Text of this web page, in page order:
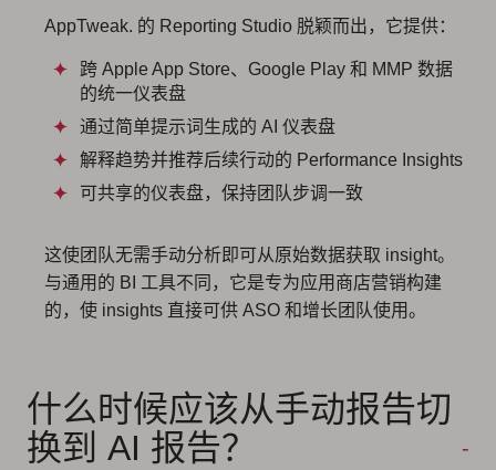
AppTweak. 的 Reporting Studio 脱颖而出，它提供：
跨 Apple App Store、Google Play 和 MMP 数据
的统一仪表盘
通过简单提示词生成的 AI 仪表盘
解释趋势并推荐后续行动的 Performance Insights
可共享的仪表盘，保持团队步调一致
这使团队无需手动分析即可从原始数据获取 insight。
与通用的 BI 工具不同，它是专为应用商店营销构建
的，使 insights 直接可供 ASO 和增长团队使用。
什么时候应该从手动报告切
换到 AI 报告？